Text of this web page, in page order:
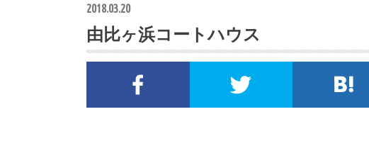
2018.03.20
由比ヶ浜コートハウス
Facebookでシェア Twitterでシェア